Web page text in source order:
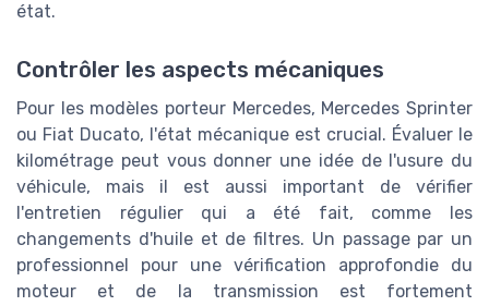
état.
Contrôler les aspects mécaniques
Pour les modèles porteur Mercedes, Mercedes Sprinter
ou Fiat Ducato, l'état mécanique est crucial. Évaluer le
kilométrage peut vous donner une idée de l'usure du
véhicule, mais il est aussi important de vérifier
l'entretien régulier qui a été fait, comme les
changements d'huile et de filtres. Un passage par un
professionnel pour une vérification approfondie du
moteur et de la transmission est fortement